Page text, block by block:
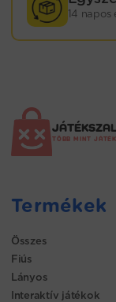
14 napos
TÖBB MINT JÁTÉK
Termékek
Összes
Fiús
Lányos
Interaktív játékok